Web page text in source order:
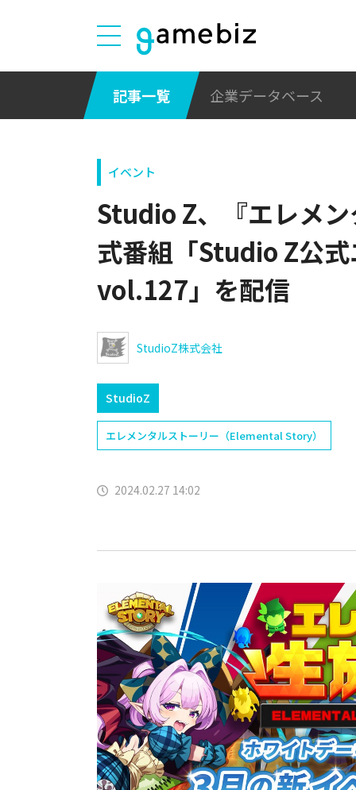
記事一覧 企業データベース
イベント
Studio Z、『エレメ
式番組「Studio Z公
vol.127」を配信
StudioZ株式会社
StudioZ
エレメンタルストーリー（Elemental Story）
2024.02.27 14:02